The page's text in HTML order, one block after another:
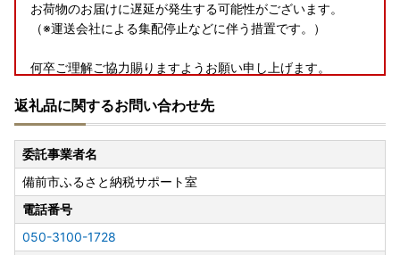
お荷物のお届けに遅延が発生する可能性がございます。
（※運送会社による集配停止などに伴う措置です。）
何卒ご理解ご協力賜りますようお願い申し上げます。
す。
【ふるさと納税寄附金に関するお手続きについてお知らせ】
※ ワンストップオンライン申請可能 ※
【オンライン申請の場合】
返礼品に関するお問い合わせ先
委託事業者名
備前市ふるさと納税サポート室
電話番号
050-3100-1728